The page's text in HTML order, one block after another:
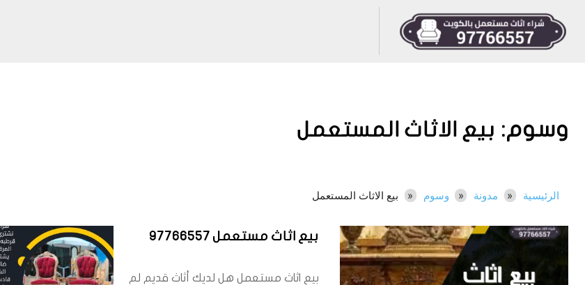
وسوم: بيع الاثاث المستعمل
الرئيسية مدونة وسوم بيع الاثاث المستعمل
بيع اثاث مستعمل 97766557
بيع اثاث مستعمل هل لديك أثاث قديم لم